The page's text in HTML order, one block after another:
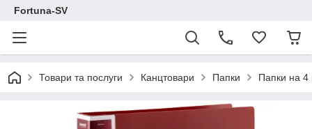
Fortuna-SV
Товари та послуги Канцтовари Папки Папки на 4